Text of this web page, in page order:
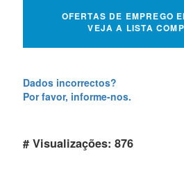
OFERTAS DE EMPREGO
VEJA A LISTA
Dados incorrectos?
Por favor, informe-nos.
# Visualizações: 876